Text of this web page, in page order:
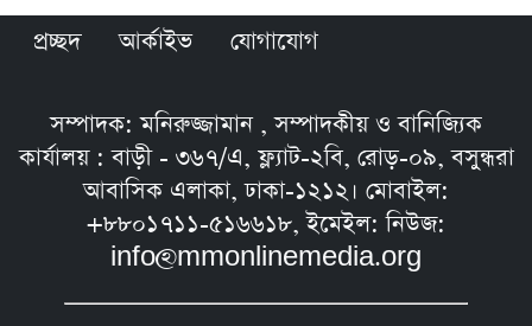
প্রচ্ছদ আর্কাইভ যোগাযোগ
সম্পাদক: মনিরুজ্জামান , সম্পাদকীয় ও বানিজ্যিক
কার্যালয় : বাড়ী - ৩৬৭/এ, ফ্ল্যাট-২বি, রোড়-০৯, বসুন্ধরা
আবাসিক এলাকা, ঢাকা-১২১২। মোবাইল:
+৮৮০১৭১১-৫১৬৬১৮, ইমেইল: নিউজ:
info@mmonlinemedia.org